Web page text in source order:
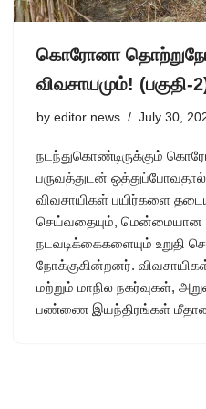
கொரோனா
விவசாயமும்! (பகுதி-
by editor news July 30,
நடந்துகொண்டிருக்கும்
பருவத்துடன்
விவசாயிகள் பயிர்களை
செய்வதையும்,
நடவடிக்கைகளையும் உறுதி
நோக்குகின்றனர்.
மற்றும் மாநில நகர்வுகள்,
பண்ணை இயந்திரங்கள்